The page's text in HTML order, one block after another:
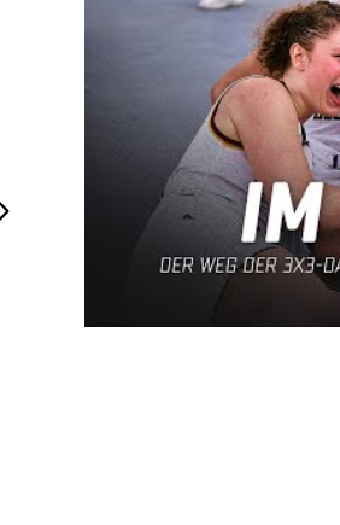
In Debrecen/HUN gelang
Olympiateinahme der
gewann die deutsche
Tunesien, Ukraine und
Japan durch und
Ungarn dank Svenja